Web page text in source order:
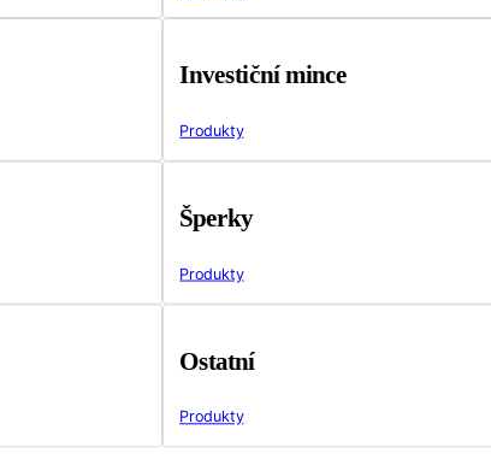
Investiční mince
Produkty
Šperky
Produkty
Ostatní
Produkty